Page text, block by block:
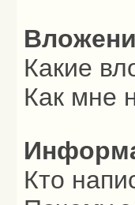
Какие
Как мне
Кто